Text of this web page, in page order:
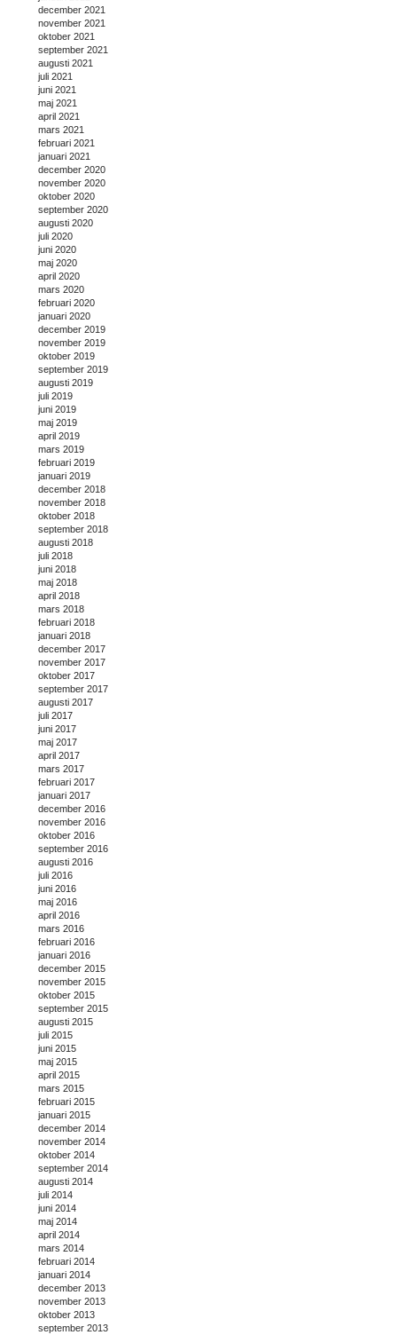
december 2021
november 2021
oktober 2021
september 2021
augusti 2021
juli 2021
juni 2021
maj 2021
april 2021
mars 2021
februari 2021
januari 2021
december 2020
november 2020
oktober 2020
september 2020
augusti 2020
juli 2020
juni 2020
maj 2020
april 2020
mars 2020
februari 2020
januari 2020
december 2019
november 2019
oktober 2019
september 2019
augusti 2019
juli 2019
juni 2019
maj 2019
april 2019
mars 2019
februari 2019
januari 2019
december 2018
november 2018
oktober 2018
september 2018
augusti 2018
juli 2018
juni 2018
maj 2018
april 2018
mars 2018
februari 2018
januari 2018
december 2017
november 2017
oktober 2017
september 2017
augusti 2017
juli 2017
juni 2017
maj 2017
april 2017
mars 2017
februari 2017
januari 2017
december 2016
november 2016
oktober 2016
september 2016
augusti 2016
juli 2016
juni 2016
maj 2016
april 2016
mars 2016
februari 2016
januari 2016
december 2015
november 2015
oktober 2015
september 2015
augusti 2015
juli 2015
juni 2015
maj 2015
april 2015
mars 2015
februari 2015
januari 2015
december 2014
november 2014
oktober 2014
september 2014
augusti 2014
juli 2014
juni 2014
maj 2014
april 2014
mars 2014
februari 2014
januari 2014
december 2013
november 2013
oktober 2013
september 2013